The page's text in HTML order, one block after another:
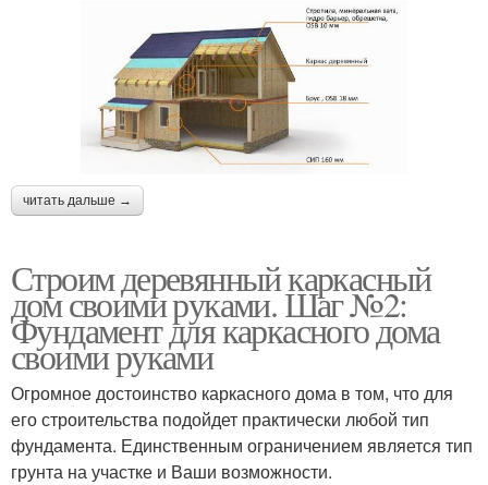
читать дальше →
Строим деревянный каркасный
дом своими руками. Шаг №2:
Фундамент для каркасного дома
своими руками
Огромное достоинство каркасного дома в том, что для
его строительства подойдет практически любой тип
фундамента. Единственным ограничением является тип
грунта на участке и Ваши возможности.